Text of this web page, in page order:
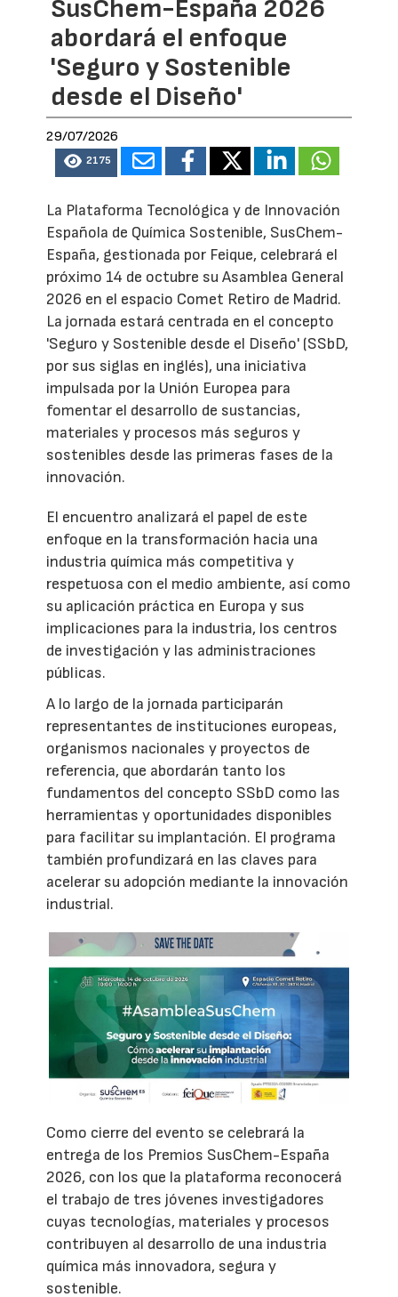
SusChem-España 2026
abordará el enfoque
'Seguro y Sostenible
desde el Diseño'
29/07/2026
2175
La Plataforma Tecnológica y de Innovación
Española de Química Sostenible, SusChem-
España, gestionada por Feique, celebrará el
próximo 14 de octubre su Asamblea General
2026 en el espacio Comet Retiro de Madrid.
La jornada estará centrada en el concepto
'Seguro y Sostenible desde el Diseño' (SSbD,
por sus siglas en inglés), una iniciativa
impulsada por la Unión Europea para
fomentar el desarrollo de sustancias,
materiales y procesos más seguros y
sostenibles desde las primeras fases de la
innovación.
El encuentro analizará el papel de este
enfoque en la transformación hacia una
industria química más competitiva y
respetuosa con el medio ambiente, así como
su aplicación práctica en Europa y sus
implicaciones para la industria, los centros
de investigación y las administraciones
públicas.
A lo largo de la jornada participarán
representantes de instituciones europeas,
organismos nacionales y proyectos de
referencia, que abordarán tanto los
fundamentos del concepto SSbD como las
herramientas y oportunidades disponibles
para facilitar su implantación. El programa
también profundizará en las claves para
acelerar su adopción mediante la innovación
industrial.
Como cierre del evento se celebrará la
entrega de los Premios SusChem-España
2026, con los que la plataforma reconocerá
el trabajo de tres jóvenes investigadores
cuyas tecnologías, materiales y procesos
contribuyen al desarrollo de una industria
química más innovadora, segura y
sostenible.